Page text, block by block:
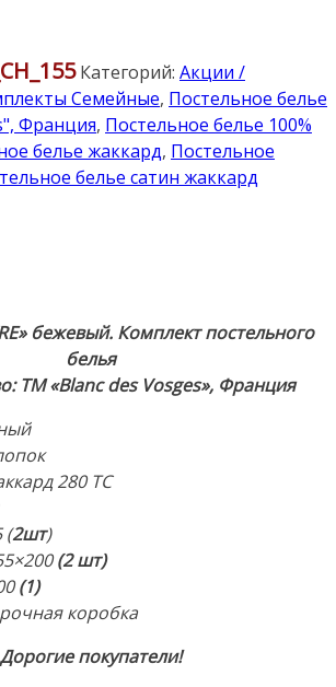
Категорий: Акции /
Семейные, Постельное белье
Франция, Постельное белье 100%
белье жаккард, Постельное
белье сатин жаккард
» бежевый. Комплект постельного
белья
ТМ «Blanc des Vosges», Франция
280 TC
(2шт)
(2 шт)
(1)
коробка
Дорогие покупатели!